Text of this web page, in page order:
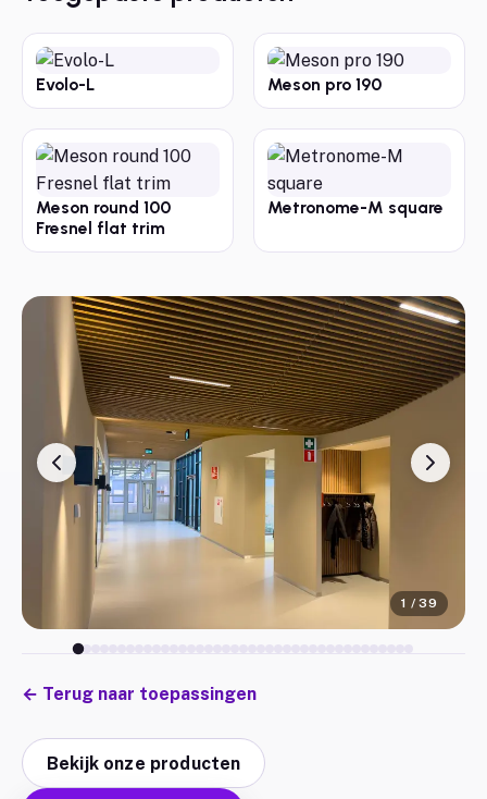
Evolo-L Meson pro 190
Meson round 100
Fresnel flat trim
Metronome-M square
1 /39
← Terug naar toepassingen
Bekijk onze producten